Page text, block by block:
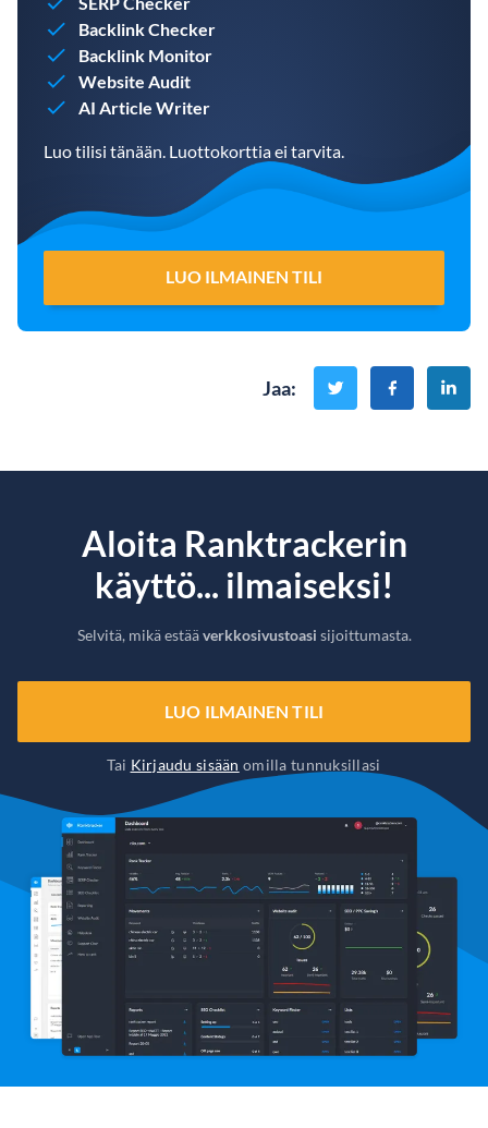
Backlink Checker
Backlink Monitor
Website Audit
AI Article Writer
Luo tilisi tänään. Luottokorttia ei tarvita.
LUO ILMAINEN TILI
Jaa:
Aloita Ranktrackerin
käyttö... ilmaiseksi!
Selvitä, mikä estääverkkosivustoasi sijoittumasta.
LUO ILMAINEN TILI
Tai Kirjaudu sisään omilla tunnuksillasi